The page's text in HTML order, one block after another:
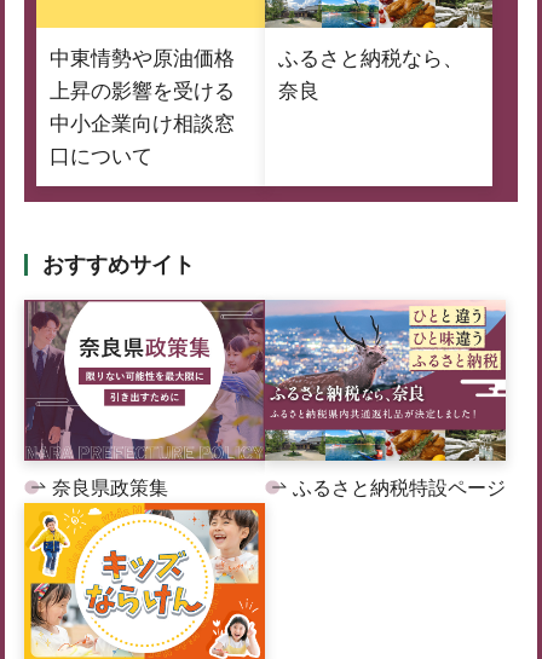
中東情勢や原油価格
上昇の影響を受ける
中小企業向け相談窓
口について
ふるさと納税なら、
奈良
おすすめサイト
奈良県政策集 ふるさと納税特設ページ